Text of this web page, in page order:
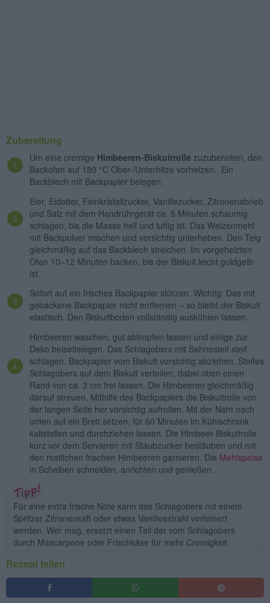
Zubereitung
Um eine cremige Himbeeren-Biskuitrolle zuzubereiten, den
Backofen auf 180 °C Ober-/Unterhitze vorheizen. Ein
Backblech mit Backpapier belegen.
Eier, Eidotter, Feinkristallzucker, Vanillezucker, Zitronenabrieb
und Salz mit dem Handrührgerät ca. 5 Minuten schaumig
schlagen, bis die Masse hell und luftig ist. Das Weizenmehl
mit Backpulver mischen und vorsichtig unterheben. Den Teig
gleichmäßig auf das Backblech streichen. Im vorgeheizten
Ofen 10–12 Minuten backen, bis der Biskuit leicht goldgelb
ist.
Sofort auf ein frisches Backpapier stürzen. Wichtig: Das mit
gebackene Backpapier nicht entfernen – so bleibt der Biskuit
elastisch. Den Biskuitboden vollständig auskühlen lassen.
Himbeeren waschen, gut abtropfen lassen und einige zur
Deko beiseitelegen. Das Schlagobers mit Sahnesteif steif
schlagen. Backpapier vom Biskuit vorsichtig abziehen. Steifes
Schlagobers auf dem Biskuit verteilen, dabei oben einen
Rand von ca. 3 cm frei lassen. Die Himbeeren gleichmäßig
darauf streuen. Mithilfe des Backpapiers die Biskuitrolle von
der langen Seite her vorsichtig aufrollen. Mit der Naht nach
unten auf ein Brett setzen, für 60 Minuten im Kühlschrank
kaltstellen und durchziehen lassen. Die Himbeer-Biskuitrolle
kurz vor dem Servieren mit Staubzucker bestäuben und mit
den restlichen frischen Himbeeren garnieren. Die Mehlspeise
in Scheiben schneiden, anrichten und genießen.
Für eine extra frische Note kann das Schlagobers mit einem
Spritzer Zitronensaft oder etwas Vanilleextrakt verfeinert
werden. Wer mag, ersetzt einen Teil der vom Schlagobers
durch Mascarpone oder Frischkäse für mehr Cremigkeit.
Rezept teilen